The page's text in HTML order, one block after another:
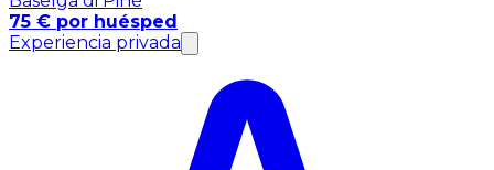
75 € por huésped
Experiencia privada